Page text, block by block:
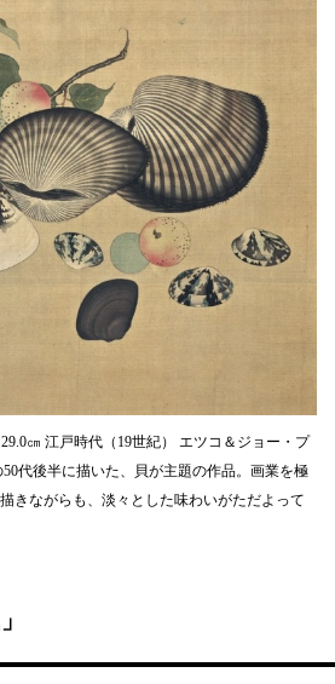
㎝ 江戸時代（19世紀） エツコ＆ジョー・プ
代後半に描いた、貝が主題の作品。画業を極
きながらも、淡々とした味わいがただよって